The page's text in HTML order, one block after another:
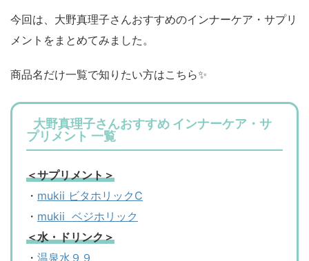
今回は、大野真理子さんおすすめのインナーケア・サプリ
メントをまとめてみました。
商品名だけ一覧で知りたい方はこちら✨
大野真理子さんおすすめ インナーケア・サ
プリメント 一覧
＜サプリメント＞
・ mukii ビタホリックC
・ mukii ベジホリック
＜水・ドリンク＞
・ 温泉水９９